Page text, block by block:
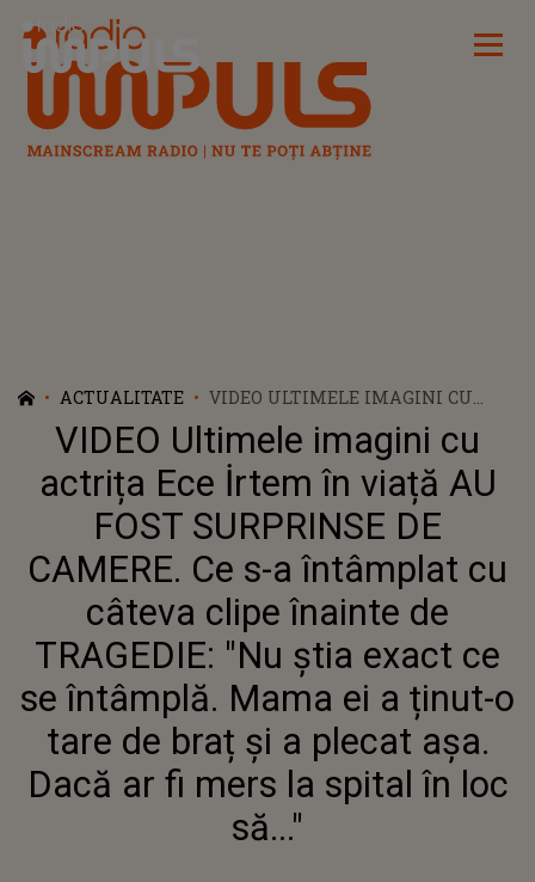
Radio Impuls
ACTUALITATE
VIDEO ULTIMELE IMAGINI CU
ACTRIȚA ECE İRTEM ÎN VIAȚĂ AU
FOST SURPRINSE DE CAMERE. CE
S-A ÎNTÂMPLAT CU CÂTEVA CLIPE
ÎNAINTE DE TRAGEDIE: "NU ȘTIA
EXACT CE SE ÎNTÂMPLĂ. MAMA EI
PLECAT AȘA. DACĂ AR FI MERS LA
SPITAL ÎN LOC SĂ..."
VIDEO Ultimele imagini cu
actrița Ece İrtem în viață AU
FOST SURPRINSE DE
CAMERE. Ce s-a întâmplat cu
câteva clipe înainte de
TRAGEDIE: "Nu știa exact ce
se întâmplă. Mama ei a ținut-o
tare de braț și a plecat așa.
Dacă ar fi mers la spital în loc
să..."